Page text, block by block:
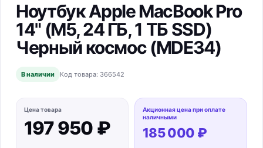
Ноутбук Apple MacBook Pro
14" (M5, 24 ГБ, 1 ТБ SSD)
Черный космос (MDE34)
В наличии Код товара: 366542
Цена товара
197 950 ₽
Акционная цена при оплате
наличными
185 000 ₽